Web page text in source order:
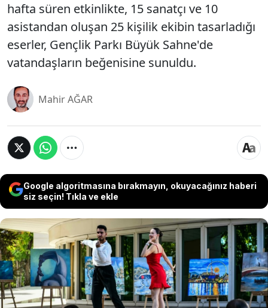
hafta süren etkinlikte, 15 sanatçı ve 10
asistandan oluşan 25 kişilik ekibin tasarladığı
eserler, Gençlik Parkı Büyük Sahne'de
vatandaşların beğenisine sunuldu.
Mahir AĞAR
Google algoritmasına bırakmayın, okuyacağınız haberi
siz seçin! Tıkla ve ekle
Ankara Büyükşehir Belediyesi'nin düzenlediği
"Gençlik Parkı Sanat Günleri" tamamlandı. 1
hafta süren etkinlikte, 15 sanatçı ve 10
asistandan oluşan 25 kişilik ekibin tasarladığı